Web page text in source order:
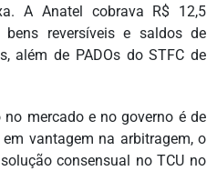
A Anatel cobrava R$ 12,5
reversíveis e saldos de
além de PADOs do STFC de
mercado e no governo é de
vantagem na arbitragem, o
consensual no TCU no